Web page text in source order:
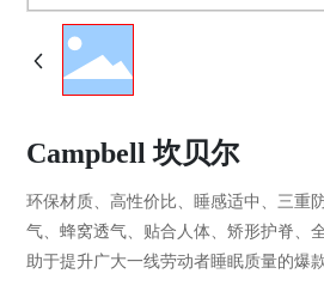
Campbell 坎贝尔
环保材质、高性价比、睡感适中、三重
气、蜂窝透气、贴合人体、矫形护脊、
助于提升广大一线劳动者睡眠质量的爆